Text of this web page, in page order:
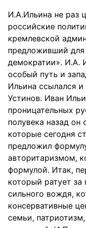
И.А.Ильина не раз
российские
кремлевской
предложивший для
демократии». И.А.
особый путь и
Ильина ссылался
Устинов. Иван
проницательных
полувека назад он
которые сегодня
предложил
авторитаризмом,
формулой. Итак,
который ратует за
сильного вождя,
консервативные
семьи,